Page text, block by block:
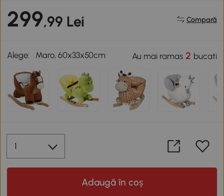
299,99 Lei Compară
Alege: Maro, 60x33x50cm Au mai ramas2 bucati
Adaugă în coș